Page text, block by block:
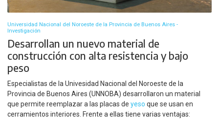
Universidad Nacional del Noroeste de la Provincia de Buenos Aires -
Investigación
Desarrollan un nuevo material de
construcción con alta resistencia y bajo
peso
Especialistas de la Univesidad Nacional del Noroeste de la
Provincia de Buenos Aires (UNNOBA) desarrollaron un material
que permite reemplazar a las placas de yeso que se usan en
cerramientos interiores. Frente a ellas tiene varias ventajas: